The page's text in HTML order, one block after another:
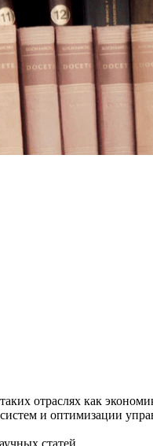
отраслях как
и оптимизации